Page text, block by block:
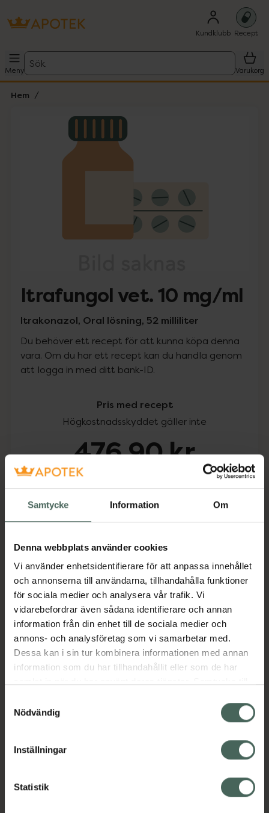
Samtycke Information Om
Denna webbplats använder cookies
Vi använder enhetsidentifierare för att anpassa innehållet
och annonserna till användarna, tillhandahålla funktioner
för sociala medier och analysera vår trafik. Vi
vidarebefordrar även sådana identifierare och annan
information från din enhet till de sociala medier och
annons- och analysföretag som vi samarbetar med.
Dessa kan i sin tur kombinera informationen med annan
information som du har tillhandahållit eller som de har
återkalla ditt samtycke via webbplatsens
cookieinställningar. Ett återkallat samtycke påverkar inte
lagligheten av behandling som skett innan återkallelsen.
Nödvändig
Inställningar
Statistik
Kundklubb Recept
Meny
Sök
Varukorg
Hem
Lista: . Innehåller 1 objekt.
Itrafungol vet. 10 mg/ml
Itrakonazol, Oral lösning, 52 milliliter
Du behöver ett recept för att kunna köpa denna
vara. Om du har ett recept kan du handla genom
att logga in med ditt bank-ID.
Pris med recept
Högkostnadsskyddet gäller inte
476,90 kr
Köp via ditt recept
Aktuella erbjudanden
Beskrivning
Läs alltid bipacksedeln innan
användning.
EAN:03597133096538
Kronans Apotek finns här för dig. Du hittar oss från Skåne i
datorn. Oavsett vem du är så är det vårt uppdrag att
hjälpa just dig att må lite bättre. Välkommen att prata